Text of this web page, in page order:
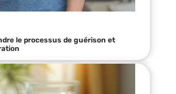
le processus de guérison et